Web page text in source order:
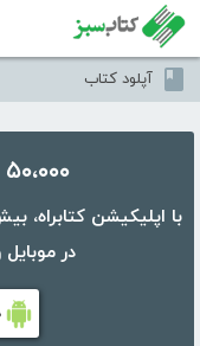
آپلود کتاب
۵۰،۰۰۰ کتاب در موبایل شما
در